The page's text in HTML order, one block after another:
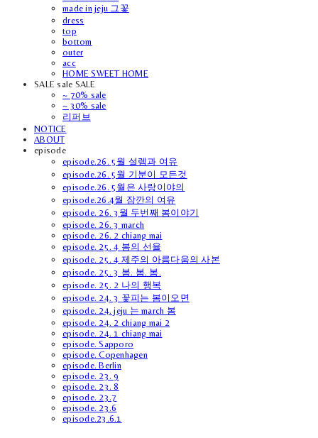
made in jeju 그꽃
dress
top
bottom
outer
acc
HOME SWEET HOME
SALE sale SALE
~ 70% sale
~ 30% sale
리퍼브
NOTICE
ABOUT
episode
episode.26. 5월 설렘과 여유
episode.26. 5월 기분이 모든것
episode.26. 5월은 사랑이야의
episode.26.4월 잠깐의 여유
episode. 26. 3월 두번째 봄이야기
episode. 26. 3 march
episode. 26. 2 chiang mai
episode. 25. 4 봄의 선율
episode. 25. 4 제주의 아름다움의 사본
episode. 25. 3 봄. 봄. 봄.
episode. 25. 2 나의 행복
episode. 24. 3 꽃피는 봄이오면
episode. 24. jeju 는 march 봄
episode. 24. 2 chiang mai 2
episode. 24. 1 chiang mai
episode. Sapporo
episode. Copenhagen
episode. Berlin
episode. 23. 9
episode. 23. 8
episode. 23.7
episode. 23.6
episode.23.6.1